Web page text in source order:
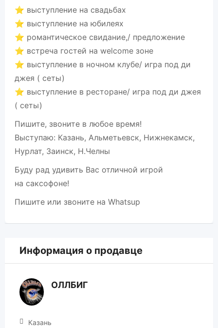
⭐ выступление на свадьбах
⭐ выступление на юбилеях
⭐ романтическое свидание,/ предложение
⭐ встреча гостей на welcome зоне
⭐ выступление в ночном клубе/ игра под ди
джея ( сеты)
⭐ выступление в ресторане/ игра под ди джея
( сеты)
Пишите, звоните в любое время!
Выступаю: Казань, Альметьевск, Нижнекамск,
Нурлат, Заинск, Н.Челны
Буду рад удивить Вас отличной игрой
на саксофоне!
Пишите или звоните на Whatsup
Информация о продавце
ОЛЛБИГ
Казань